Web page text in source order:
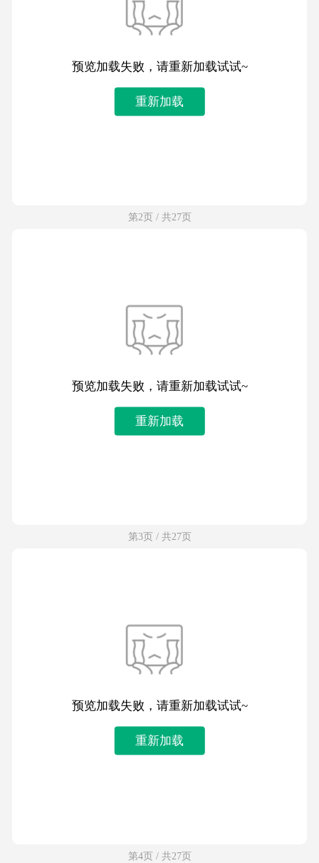
预览加载失败，请重新加载试试~
重新加载
第2页 / 共27页
预览加载失败，请重新加载试试~
重新加载
第3页 / 共27页
预览加载失败，请重新加载试试~
重新加载
第4页 / 共27页